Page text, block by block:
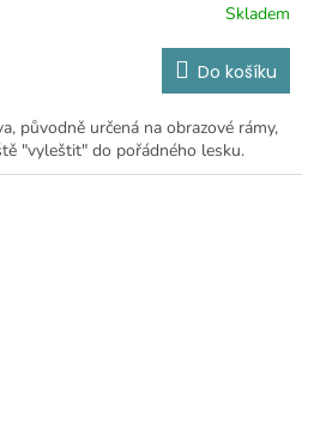
Skladem
Do košíku
původně určená na obrazové rámy,
"vyleštit" do pořádného lesku.